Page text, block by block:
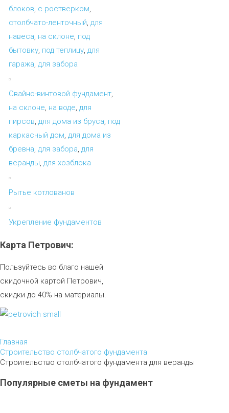
блоков, с ростверком,
столбчато-ленточный, для
навеса, на склоне, под
бытовку, под теплицу, для
гаража, для забора
Свайно-винтовой фундамент,
на склоне, на воде, для
пирсов, для дома из бруса, под
каркасный дом, для дома из
бревна, для забора, для
веранды, для хозблока
Рытье котлованов
Укрепление фундаментов
Карта Петрович:
Пользуйтесь во благо нашей
скидочной картой Петрович,
скидки до 40% на материалы.
Главная
Строительство столбчатого фундамента
Строительство столбчатого фундамента для веранды
Популярные сметы на фундамент